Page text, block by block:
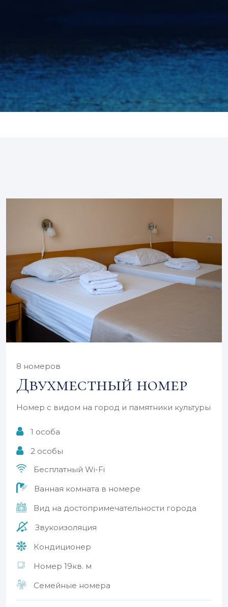
8 номеров
Двухместный номер
Номер с видом на город и памятники культуры
1 особа
2 особы
Бесплатный Wi-Fi
Ванная комната в номере
Вид на достопримечательности города
Звукоизоляция
Кондиционер
Номер 19кв. м
Семейные номера